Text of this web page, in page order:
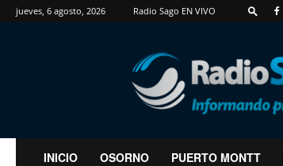
jueves, 6 agosto, 2026 Radio Sago EN VIVO
RadioSago
INICIO OSORNO PUERTO MONTT